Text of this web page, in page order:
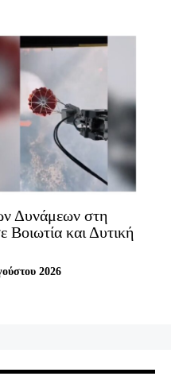
Δυνάμεων στη
Βοιωτία και Δυτική
2026